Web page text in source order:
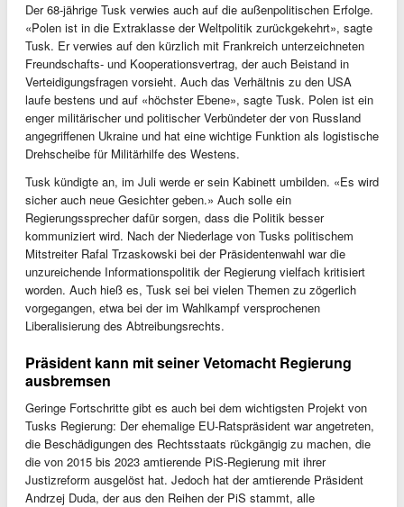
Der 68-jährige Tusk verwies auch auf die außenpolitischen Erfolge.
«Polen ist in die Extraklasse der Weltpolitik zurückgekehrt», sagte
Tusk. Er verwies auf den kürzlich mit Frankreich unterzeichneten
Freundschafts- und Kooperationsvertrag, der auch Beistand in
Verteidigungsfragen vorsieht. Auch das Verhältnis zu den USA
laufe bestens und auf «höchster Ebene», sagte Tusk. Polen ist ein
enger militärischer und politischer Verbündeter der von Russland
angegriffenen Ukraine und hat eine wichtige Funktion als logistische
Drehscheibe für Militärhilfe des Westens.
Tusk kündigte an, im Juli werde er sein Kabinett umbilden. «Es wird
sicher auch neue Gesichter geben.» Auch solle ein
Regierungssprecher dafür sorgen, dass die Politik besser
kommuniziert wird. Nach der Niederlage von Tusks politischem
Mitstreiter Rafal Trzaskowski bei der Präsidentenwahl war die
unzureichende Informationspolitik der Regierung vielfach kritisiert
worden. Auch hieß es, Tusk sei bei vielen Themen zu zögerlich
vorgegangen, etwa bei der im Wahlkampf versprochenen
Liberalisierung des Abtreibungsrechts.
Präsident kann mit seiner Vetomacht Regierung
ausbremsen
Geringe Fortschritte gibt es auch bei dem wichtigsten Projekt von
Tusks Regierung: Der ehemalige EU-Ratspräsident war angetreten,
die Beschädigungen des Rechtsstaats rückgängig zu machen, die
die von 2015 bis 2023 amtierende PiS-Regierung mit ihrer
Justizreform ausgelöst hat. Jedoch hat der amtierende Präsident
Andrzej Duda, der aus den Reihen der PiS stammt, alle